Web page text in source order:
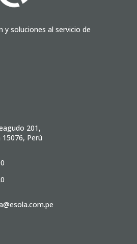
y soluciones al servicio de
201,
Perú